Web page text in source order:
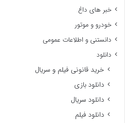
خبر های داغ
خودرو و موتور
دانستنی و اطلاعات عمومی
دانلود
خرید قانونی فیلم و سریال
دانلود بازی
دانلود سریال
دانلود فیلم